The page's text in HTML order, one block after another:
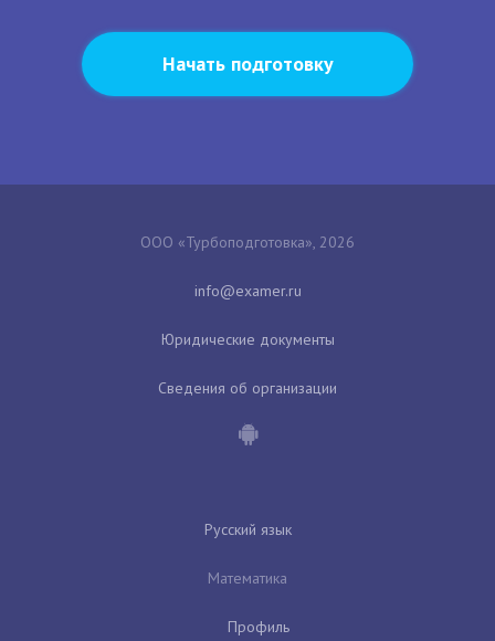
Начать подготовку
ООО «Турбоподготовка», 2026
Юридические документы
Сведения об организации
Русский язык
Математика
Профиль